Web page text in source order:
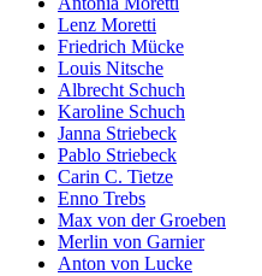
Lenz Moretti
Friedrich Mücke
Louis Nitsche
Albrecht Schuch
Karoline Schuch
Janna Striebeck
Pablo Striebeck
Carin C. Tietze
Enno Trebs
Max von der Groeben
Merlin von Garnier
Anton von Lucke